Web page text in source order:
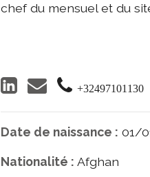
chef du mensuel et du
+32497101130
Date de naissance : 01/
Nationalité : Afghan